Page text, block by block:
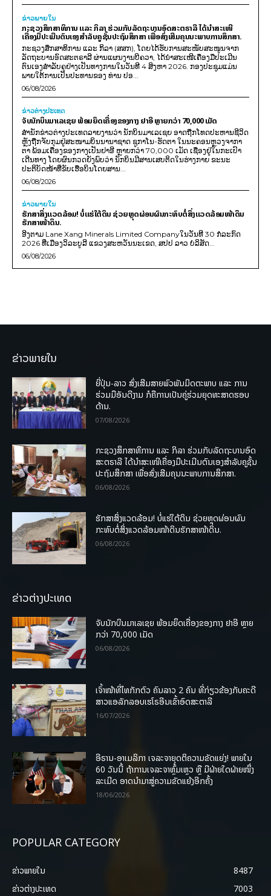
ຂ່າວພາຍ​ໃນ
ກະຊວງສຶກສາທິການ ແລະ ກິລາ ຮ່ວມກັບລັດຖະບານອົດສະຕຣາລີ ໄດ້ນຳສະເໜີ
ເຄື່ອງມືປະເມີນຕົນເອງສຳລັບຄູຊັ້ນປະຖົມສຶກສາ ເພື່ອສົ່ງເສີມຄຸນນະພາບການສຶກສາ.
ກະຊວງສຶກສາທິການ ແລະ ກິລາ (ສສກ), ໂດຍໄດ້ຮັບການສະໜັບສະໜູນຈາກ
ລັດຖະບານອົດສະຕຣາລີ ຜ່ານແຜນງານບີຄວາ, ໄດ້ນຳສະເໜີເຄື່ອງມືປະເມີນ
ຕົນເອງສຳລັບຄູຢ່າງເປັນທາງການໃນວັນທີ 4 ສິງຫາ 2026. ກອງປະຊຸມແມ່ນ
ພາຍໃຕ້ການເປັນປະທານຂອງ ທ່ານ ປອ...
06/08/2026
ຂ່າວຕ່າງປະເທດ
ຈັບນັກບິນມາເລເຊຍ ພ້ອມຍຶດເຄື່ອງຂອງກາງ ຢາອີ ຫຼາຍກວ່າ 70,000 ເມັດ
ສຳນັກຂ່າວຕ່າງປະເທດລາຍງານວ່າ ນັກບິນມາເລເຊຍ ອາດຖືກໂທດປະຫານຊີວິດ
ຫຼັງຖືກຈັບກຸມຢູ່ສະໜາມບິນນານາຊາດ ຊູກາໂນ-ຮັດຕາ ໃນນະຄອນຫຼວງຈາກາ
ຕາ ພ້ອມເຄື່ອງຂອງກາງເປັນຢາອີ ຫຼາຍກວ່າ 70,000 ເມັດ ເຊື່ອງຢູ່ໃນກະເປົາ
ເດີນທາງ ໂດຍຜົນກວດຍັງພົບວ່າ ນັກບິນມີສານເສບຕິດໃນຮ່າງກາຍ ຂະນະ
ປະຕິບັດໜ້າທີ່ຂັບເຮືອບິນໂດຍສານ...
06/08/2026
ຂ່າວພາຍ​ໃນ
ຮັກສາສິ່ງແວດລ້ອມ! ບໍ່ແຮ່ໃຕ້ດິນ ຊ່ວຍຫຼຸດຜ່ອນຜົນກະທົບຕໍ່ສິ່ງແວດລ້ອມໜ້າດິນ
ຮັກສາໜ້າດິນ.
ອີງຕາມ Lane Xang Minerals Limited Companyໃນວັນທີ 30 ກໍລະກົດ
2026 ທີ່ເມືອງວິລະບູລີ ແຂວງສະຫວັນນະເຂດ, ສປປ ລາວ ບໍລິສັດ...
06/08/2026
ຂ່າວພາຍໃນ
ຍີ່ປຸ່ນ-ລາວ ສົ່ງເສີມສາຍພົວພັນມິດຕະພາບ ແລະ ການ
ຮ່ວມມືອັນດີງາມ ກໍຄືການເປັນຄູ່ຮ່ວມຍຸດທະສາດຮອບ
ດ້ານ.
07/08/2026
ກະຊວງສຶກສາທິການ ແລະ ກິລາ ຮ່ວມກັບລັດຖະບານອົດ
ສະຕຣາລີ ໄດ້ນຳສະເໜີເຄື່ອງມືປະເມີນຕົນເອງສຳລັບຄູຊັ້ນ
ປະຖົມສຶກສາ ເພື່ອສົ່ງເສີມຄຸນນະພາບການສຶກສາ.
06/08/2026
ຮັກສາສິ່ງແວດລ້ອມ! ບໍ່ແຮ່ໃຕ້ດິນ ຊ່ວຍຫຼຸດຜ່ອນຜົນ
ກະທົບຕໍ່ສິ່ງແວດລ້ອມໜ້າດິນຮັກສາໜ້າດິນ.
06/08/2026
ຂ່າວຕ່າງປະເທດ
ຈັບນັກບິນມາເລເຊຍ ພ້ອມຍຶດເຄື່ອງຂອງກາງ ຢາອີ ຫຼາຍ
ກວ່າ 70,000 ເມັດ
06/08/2026
ເຈົ້າໜ້າທີ່ໄທກັກຕົວ ຄົນລາວ 2 ຄົນ ທີ່ກ່ຽວຂ້ອງກັບຄະດີ
ສາວແອລັກລອບເຮໂຣອີນເຂົ້າອົດສະຕາລີ
16/07/2026
ອີຣານ-ອາເມລິກາ ເຈລະຈາຍຸດຕິຄວາມຂັດແຍ່ງ! ພາຍໃນ
60 ວັນນີ້ ຖ້າການເຈລະຈາຫຼົ້ມເຫຼວ ຫຼື ມີຝ່າຍໃດຝ່າຍໜຶ່ງ
ລະເມີດ ອາດນໍາມາສູ່ຄວາມຂັດແຍ້ງອີກຄັ້ງ
18/06/2026
POPULAR CATEGORY
ຂ່າວພາຍ​ໃນ
8487
ຂ່າວຕ່າງປະເທດ
7003